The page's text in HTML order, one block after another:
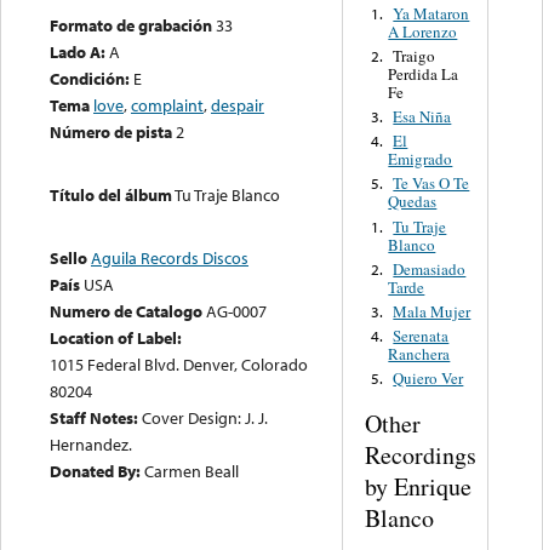
Formato de grabación33
Lado A:A
Condición: E
Tema love,complaint,despair
Número de pista2
Título del álbumTu Traje Blanco
SelloAguila Records Discos
País USA
Numero de CatalogoAG-0007
Location of Label:
1015 Federal Blvd. Denver, Colorado
80204
Staff Notes:Cover Design: J. J.
Hernandez.
Donated By:Carmen Beall
1. Ya Mataron
A Lorenzo
2. Traigo
Perdida La
Fe
3. Esa Niña
4. El
Emigrado
5. Te Vas O Te
Quedas
1. Tu Traje
Blanco
2. Demasiado
Tarde
3. Mala Mujer
4. Serenata
Ranchera
5. Quiero Ver
Other
Recordings
by Enrique
Blanco